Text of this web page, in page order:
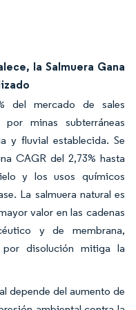
la Salmuera Gana
del mercado de sales
por minas subterráneas
y fluvial establecida. Se
CAGR del 2,73% hasta
y los usos químicos
La salmuera natural es
valor en las cadenas
y de membrana,
por disolución mitiga la
depende del aumento de